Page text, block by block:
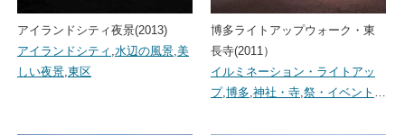
アイランドシティ夜景(2013)
アイランドシティ ,水辺の風景,美
しい夜景,東区
博多ライトアップウォーク・東
長寺(2011）
イルミネーション・ライトアッ
プ,博多,神社・寺,祭・イベント …